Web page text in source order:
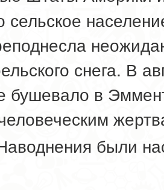
сельское
снега. В
бушевало в
были